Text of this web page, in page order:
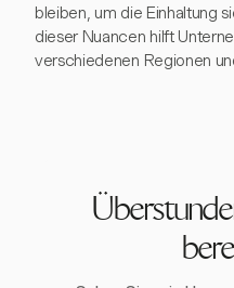
bleiben, um die Einhaltung
dieser Nuancen hilft
verschiedenen Regionen